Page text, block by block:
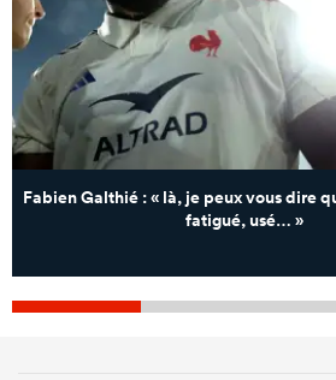
Fabien Galthié : « là, je peux vous dire
fatigué, usé… »